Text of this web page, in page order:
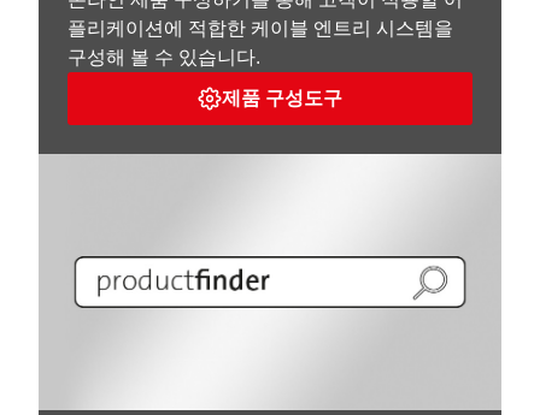
플리케이션에 적합한 케이블 엔트리 시스템을
구성해 볼 수 있습니다.
제품 구성도구